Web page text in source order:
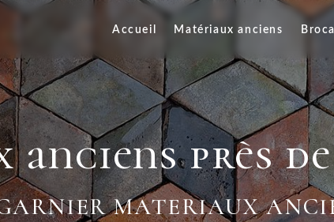
Accueil Matériaux anciens
près
MATERIAUX